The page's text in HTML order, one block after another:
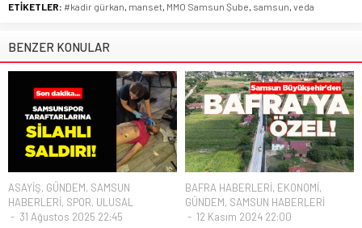
ETİKETLER: #kadir gürkan, manset, MMO Samsun Şube, samsun, veda
BENZER KONULAR
ASAYİŞ, GÜNDEM, SAMSUN
HABERLERİ, SPOR, ULUSAL
31 Ağustos 2025 22:45
BAFRA HABERLERİ, EKONOMİ,
GÜNDEM, SAMSUN HABERLERİ
12 Kasım 2024 22:00